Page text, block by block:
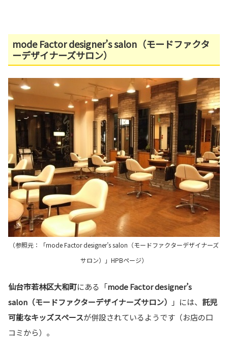
mode Factor designer’s salon（モードファクタ
ーデザイナーズサロン）
（参照元：「mode Factor designer’s salon（モードファクターデザイナーズ
サロン）」HPBページ）
仙台市若林区大和町にある「mode Factor designer’s
salon（モードファクターデザイナーズサロン）
」には、 託児
可能なキッズスペースが併設されているようです（お店の口
コミから）。